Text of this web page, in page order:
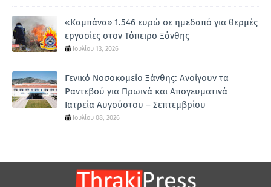
«Καμπάνα» 1.546 ευρώ σε ημεδαπό για θερμές
εργασίες στον Τόπειρο Ξάνθης
Ιουλίου 13, 2026
Γενικό Νοσοκομείο Ξάνθης: Ανοίγουν τα
Ραντεβού για Πρωινά και Απογευματινά
Ιατρεία Αυγούστου – Σεπτεμβρίου
Ιουλίου 08, 2026